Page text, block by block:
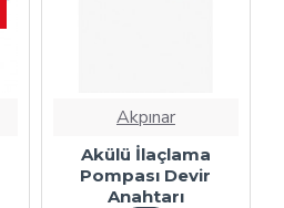
Akpınar
Akülü İlaçlama
Pompası Devir
Anahtarı